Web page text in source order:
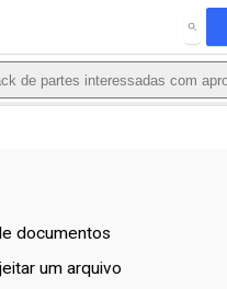
de partes interessadas com
documentos
um arquivo